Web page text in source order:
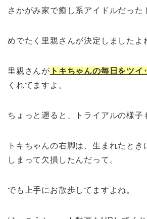
さかがみ家で癒し系アイドルだった
めでたく里親さんが決定しましたよ
里親さんが トキちゃんの毎日をツイ
くれてますよ。
ちょっと遡ると、トライアルの様子
トキちゃんの右脚は、生まれたとき
しまって欠損したんだって。
でも上手にお散歩してますよね。